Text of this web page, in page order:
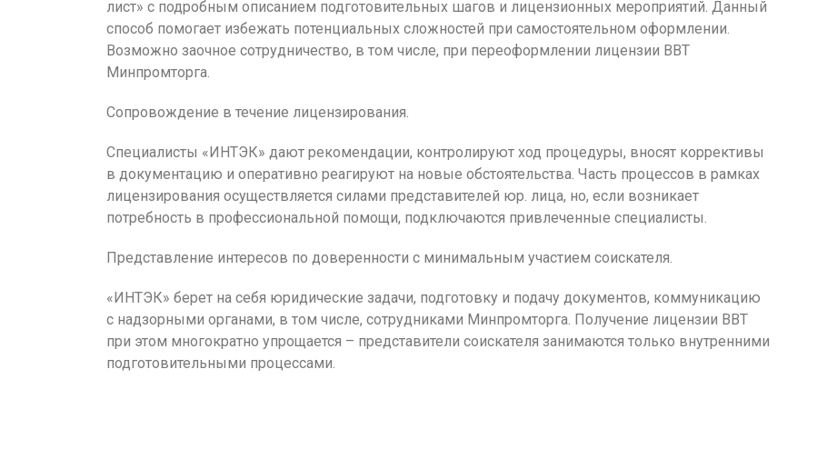
лист» с подробным описанием подготовительных шагов и лицензионных мероприятий. Данный
способ помогает избежать потенциальных сложностей при самостоятельном оформлении.
Возможно заочное сотрудничество, в том числе, при переоформлении лицензии ВВТ
Минпромторга.
Сопровождение в течение лицензирования.
Специалисты «ИНТЭК» дают рекомендации, контролируют ход процедуры, вносят коррективы
в документацию и оперативно реагируют на новые обстоятельства. Часть процессов в рамках
лицензирования осуществляется силами представителей юр. лица, но, если возникает
потребность в профессиональной помощи, подключаются привлеченные специалисты.
Представление интересов по доверенности с минимальным участием соискателя.
«ИНТЭК» берет на себя юридические задачи, подготовку и подачу документов, коммуникацию
с надзорными органами, в том числе, сотрудниками Минпромторга. Получение лицензии ВВТ
при этом многократно упрощается – представители соискателя занимаются только внутренними
подготовительными процессами.